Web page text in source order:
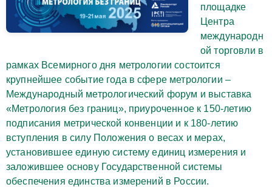
площадке
Центра
международн
ой торговли в
рамках Всемирного дня метрологии состоится
крупнейшее событие года в сфере метрологии –
Международный метрологический форум и выставка
«Метрология без границ», приуроченное к 150-летию
подписания метрической конвенции и к 180-летию
вступления в силу Положения о весах и мерах,
установившее единую систему единиц измерения и
заложившее основу Государственной системы
обеспечения единства измерений в России.